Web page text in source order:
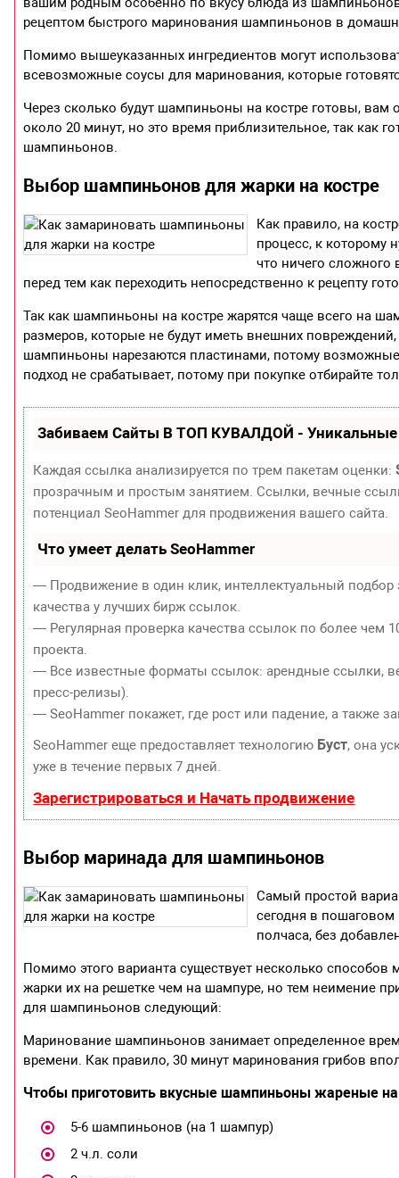
рецептом быстрого маринования шампиньонов в
Помимо вышеуказанных ингредиентов могут
всевозможные соусы для маринования, которые
Через сколько будут шампиньоны на костре готовы, вам
около 20 минут, но это время приблизительное, так как
шампиньонов.
Выбор шампиньонов для жарки на костре
Как правило, на
процесс, к которому
что ничего
перед тем как переходить непосредственно к рецепту
Так как шампиньоны на костре жарятся чаще всего на
размеров, которые не будут иметь внешних
шампиньоны нарезаются пластинами, потому
подход не срабатывает, потому при покупке отбирайте
Забиваем Сайты В ТОП КУВАЛДОЙ - Уникальные
Каждая ссылка анализируется по трем пакетам оценки:
прозрачным и простым занятием. Ссылки, вечные
потенциал SeoHammer для продвижения вашего сайта.
Что умеет делать SeoHammer
— Продвижение в один клик, интеллектуальный
качества у лучших бирж ссылок.
— Регулярная проверка качества ссылок по более чем
проекта.
— Все известные форматы ссылок: арендные ссылки,
пресс-релизы).
— SeoHammer покажет, где рост или падение, а также
SeoHammer еще предоставляет технологию Буст, она
уже в течение первых 7 дней.
Зарегистрироваться и Начать продвижение
Выбор маринада для шампиньонов
Самый простой
сегодня в пошаговом
полчаса, без
Помимо этого варианта существует несколько
жарки их на решетке чем на шампуре, но тем неимение
для шампиньонов следующий:
Маринование шампиньонов занимает определенное
времени. Как правило, 30 минут маринования грибов
Чтобы приготовить вкусные шампиньоны жареные на
5-6 шампиньонов (на 1 шампур)
2 ч.л. соли